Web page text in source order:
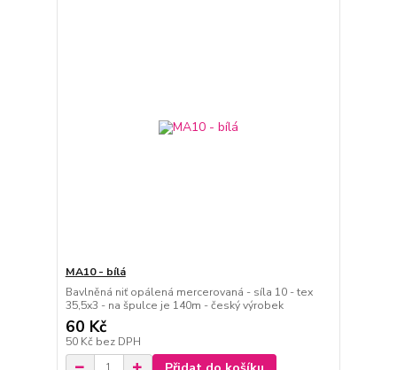
MA10 - bílá
Bavlněná niť opálená mercerovaná - síla 10 - tex
35,5x3 - na špulce je 140m - český výrobek
60 Kč
50 Kč bez DPH